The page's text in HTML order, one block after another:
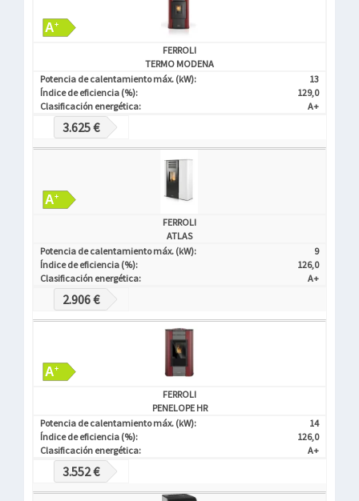
FERROLI
TERMO MODENA
Potencia de calentamiento máx. (kW):
13
Índice de eficiencia (%):
129,0
Clasificación energética:
A+
3.625 €
FERROLI
ATLAS
Potencia de calentamiento máx. (kW):
9
Índice de eficiencia (%):
126,0
Clasificación energética:
A+
2.906 €
FERROLI
PENELOPE HR
Potencia de calentamiento máx. (kW):
14
Índice de eficiencia (%):
126,0
Clasificación energética:
A+
3.552 €